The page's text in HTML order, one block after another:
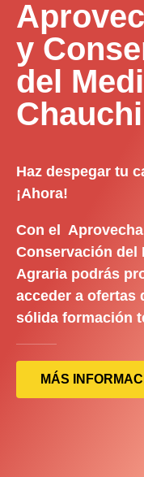
y
del
Haz despegar tu
¡Ahora!
Con el
Conservación del
Agraria podrás
acceder a ofertas
sólida formación
MÁS